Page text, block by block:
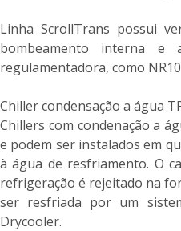
Linha ScrollTrans possui
bombeamento interna e
regulamentadora, como
Chiller condensação a água
Chillers com condenação a
e podem ser instalados em
à água de resfriamento. O
refrigeração é rejeitado na
ser resfriada por um
Drycooler.